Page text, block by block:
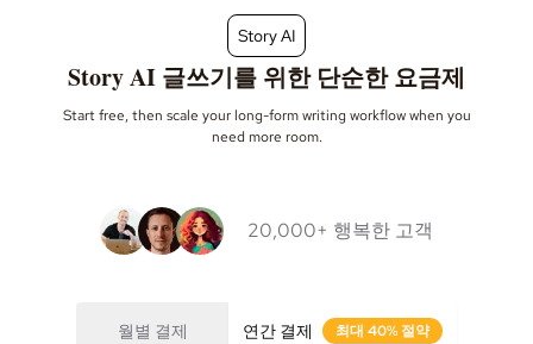
Story AI
Story AI 글쓰기를 위한 단순한 요금제
Start free, then scale your long-form writing workflow when you
need more room.
20,000+ 행복한 고객
월별 결제 연간 결제 최대 40% 절약